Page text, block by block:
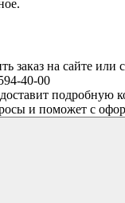
заказ на сайте или
40-00
подробную
и поможет с